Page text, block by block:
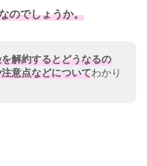
のでしょうか。
解約するとどうなるの
意点などについてわかり